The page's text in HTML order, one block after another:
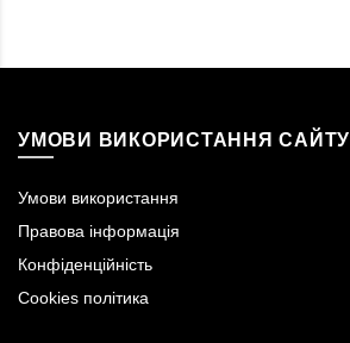
УМОВИ ВИКОРИСТАННЯ САЙТУ
Умови використання
Правова інформація
Конфіденційність
Cookies політика